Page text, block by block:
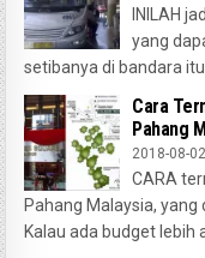
INILAH
yang
setibanya di bandara
Cara
Pahang
2018-08-02
CARA
Pahang Malaysia,
Kalau ada budget lebih